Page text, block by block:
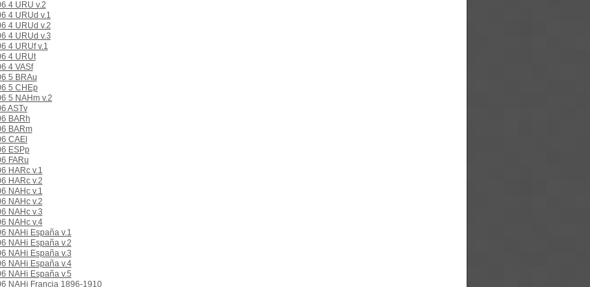
4 URU v.2
4 URUd v.1
4 URUd v.2
4 URUd v.3
4 URUf v.1
4 URUt
4 VASf
5 BRAu
5 CHEp
5 NAHm v.2
ASTv
BARh
BARm
CAEl
ESPp
FARu
HARc v.1
HARc v.2
NAHc v.1
NAHc v.2
NAHc v.3
NAHc v.4
NAHi España v.1
NAHi España v.2
NAHi España v.3
NAHi España v.4
NAHi España v.5
NAHi Francia 1896-1910